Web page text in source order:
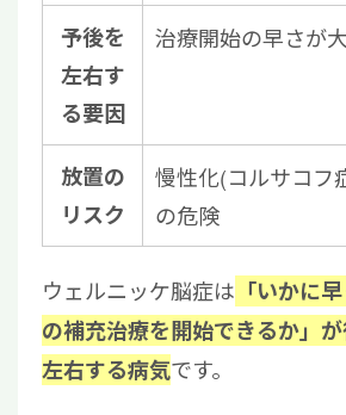
予後を
左右す
る要因
治療開始の早さが
放置の
リスク
慢性化(コルサコフ
の危険
ウェルニッケ脳症は 「いかに
の補充治療を開始できるか」
左右する病気です。